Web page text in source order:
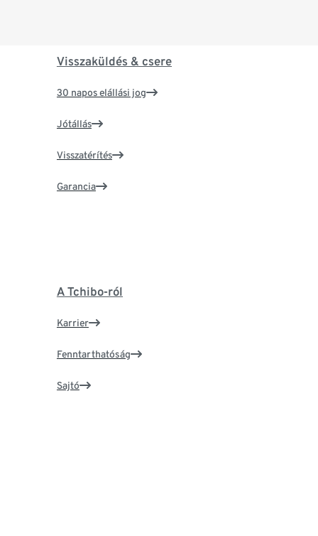
Visszaküldés & csere
30 napos elállási jog
Jótállás
Visszatérítés
Garancia
A Tchibo-ról
Karrier
Fenntarthatóság
Sajtó